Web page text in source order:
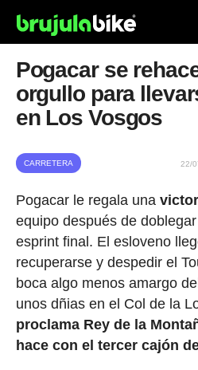
Pogacar se
orgullo para
en Los Vosgos
CARRETERA 22/
Pogacar le regala una
equipo después de
esprint final. El esloveno
recuperarse y despedir el
boca algo menos amargo
unos dñias en el Col de la
proclama Rey de la
hace con el tercer cajón